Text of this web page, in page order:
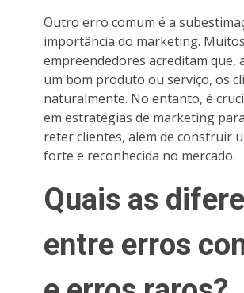
Outro erro comum é a
importância do marketing. Muitos
empreendedores acreditam que,
um bom produto ou serviço, os
naturalmente. No entanto, é
em estratégias de marketing
reter clientes, além de construir
forte e reconhecida no mercado.
Quais as
entre erros